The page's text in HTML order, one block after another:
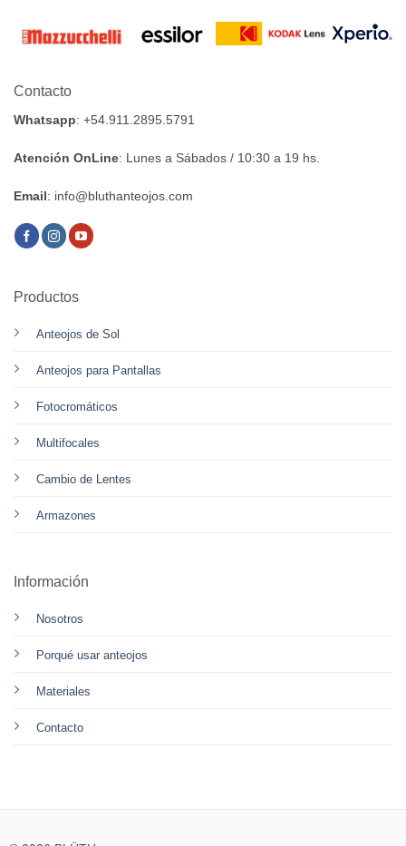
Productos
Anteojos de Sol
Anteojos para Pantallas
Fotocromáticos
Multifocales
Cambio de Lentes
Armazones
Información
Nosotros
Porqué usar anteojos
Materiales
Contacto
Contacto
Whatsapp: +54.911.2895.5791
Atención OnLine: Lunes a Sábados / 10:30 a 19 hs.
Email: info@bluthanteojos.com